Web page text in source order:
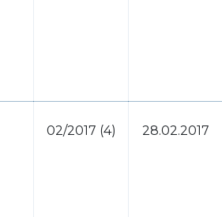
02/2017 (4) 28.02.2017